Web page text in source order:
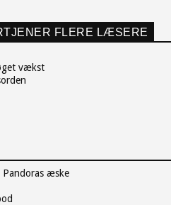
FLERE LÆSERE
vækst
Pandoras æske